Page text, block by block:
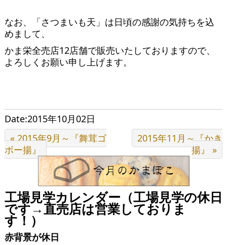
なお、「さつまいも天」は日頃の感謝の気持ちを込
めまして、
かま栄全売店12店舗で販売いたしておりますので、
よろしくお願い申し上げます。
Date:2015年10月02日
« 2015年9月～『舞茸ゴ
ボー揚』
2015年11月～『かき
揚』 »
工場見学カレンダー（工場見学の休日
です→直売店は営業しておりま
す！）
赤背景が休日